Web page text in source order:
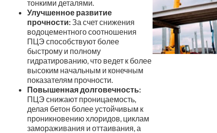
тонкими деталями.
Улучшенное развитие
прочности: За счет снижения
водоцементного соотношения
ПЦЭ способствуют более
быстрому и полному
гидратированию, что ведет к более
высоким начальным и конечным
показателям прочности.
Повышенная долговечность:
ПЦЭ снижают проницаемость,
делая бетон более устойчивым к
проникновению хлоридов, циклам
замораживания и оттаивания, а